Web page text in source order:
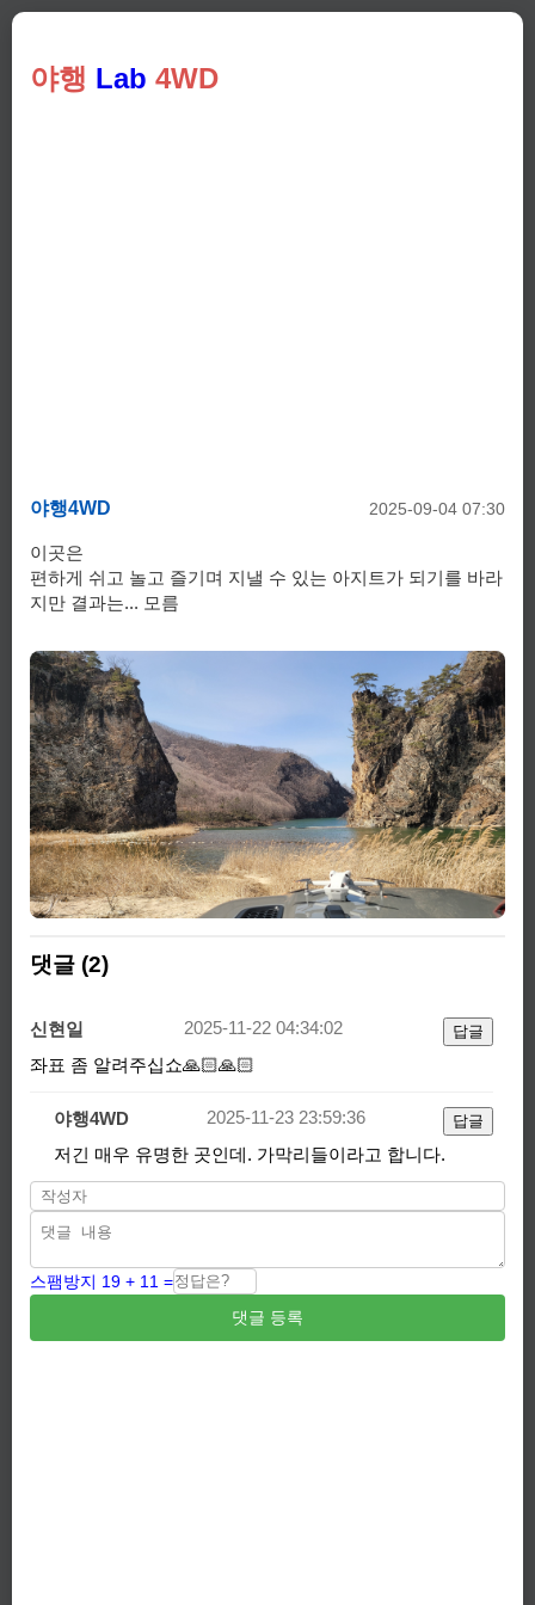
야행 Lab 4WD
야행4WD 2025-09-04 07:30
이곳은
편하게 쉬고 놀고 즐기며 지낼 수 있는 아지트가 되기를 바라
지만 결과는... 모름
댓글 (2)
신현일 2025-11-22 04:34:02 답글
좌표 좀 알려주십쇼🙏🏻🙏🏻
야행4WD 2025-11-23 23:59:36 답글
저긴 매우 유명한 곳인데. 가막리들이라고 합니다.
스팸방지 19 + 11 =
댓글 등록